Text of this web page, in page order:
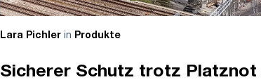
Lara Pichlerin Produkte
Sicherer Schutz trotz Platznot